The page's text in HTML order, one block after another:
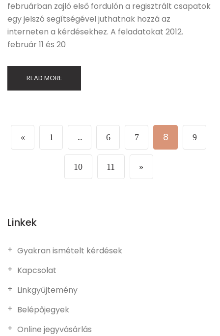
februárban zajló első fordulón a regisztrált csapatok
egy jelszó segítségével juthatnak hozzá az
interneten a kérdésekhez. A feladatokat 2012.
február 11 és 20
READ MORE
« 1 … 6 7 8 9
10 11 »
Linkek
Gyakran ismételt kérdések
Kapcsolat
Linkgyűjtemény
Belépőjegyek
Online jegyvásárlás